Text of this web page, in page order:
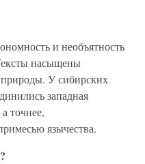
и необъятность
насыщены
У сибирских
западная
точнее,
язычества.